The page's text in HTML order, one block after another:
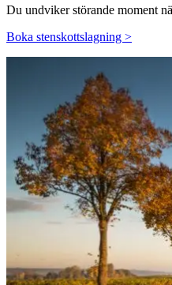
Du undviker störande moment
Boka stenskottslagning >